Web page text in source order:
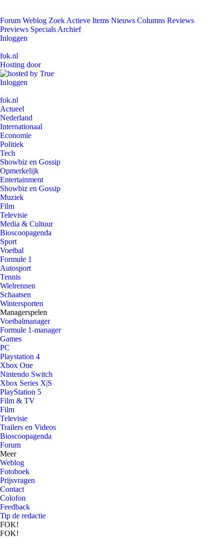
Forum Weblog Zoek Actieve Items Nieuws Columns Reviews
Previews Specials Archief
Inloggen
fok.nl
Hosting door
Inloggen
fok.nl
Actueel
Nederland
Internationaal
Economie
Politiek
Tech
Showbiz en Gossip
Opmerkelijk
Entertainment
Showbiz en Gossip
Muziek
Film
Televisie
Media & Cultuur
Bioscoopagenda
Sport
Voetbal
Formule 1
Autosport
Tennis
Wielrennen
Schaatsen
Wintersporten
Managerspelen
Voetbalmanager
Formule 1-manager
Games
PC
Playstation 4
Xbox One
Nintendo Switch
Xbox Series X|S
PlayStation 5
Film & TV
Film
Televisie
Trailers en Videos
Bioscoopagenda
Forum
Meer
Weblog
Fotoboek
Prijsvragen
Contact
Colofon
Feedback
Tip de redactie
FOK!
FOK!